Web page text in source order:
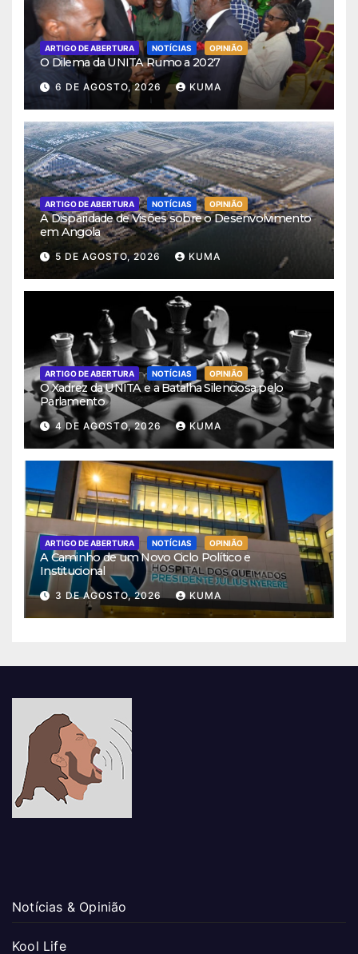
ARTIGO DE ABERTURA NOTÍCIAS OPINIÃO
O Dilema da UNITA Rumo a 2027
6 DE AGOSTO, 2026 KUMA
ARTIGO DE ABERTURA NOTÍCIAS OPINIÃO
A Disparidade de Visões sobre o Desenvolvimento
em Angola
5 DE AGOSTO, 2026 KUMA
ARTIGO DE ABERTURA NOTÍCIAS OPINIÃO
O Xadrez da UNITA e a Batalha Silenciosa pelo
Parlamento
4 DE AGOSTO, 2026 KUMA
ARTIGO DE ABERTURA NOTÍCIAS OPINIÃO
A Caminho de um Novo Ciclo Político e
Institucional
3 DE AGOSTO, 2026 KUMA
Notícias & Opinião
Kool Life